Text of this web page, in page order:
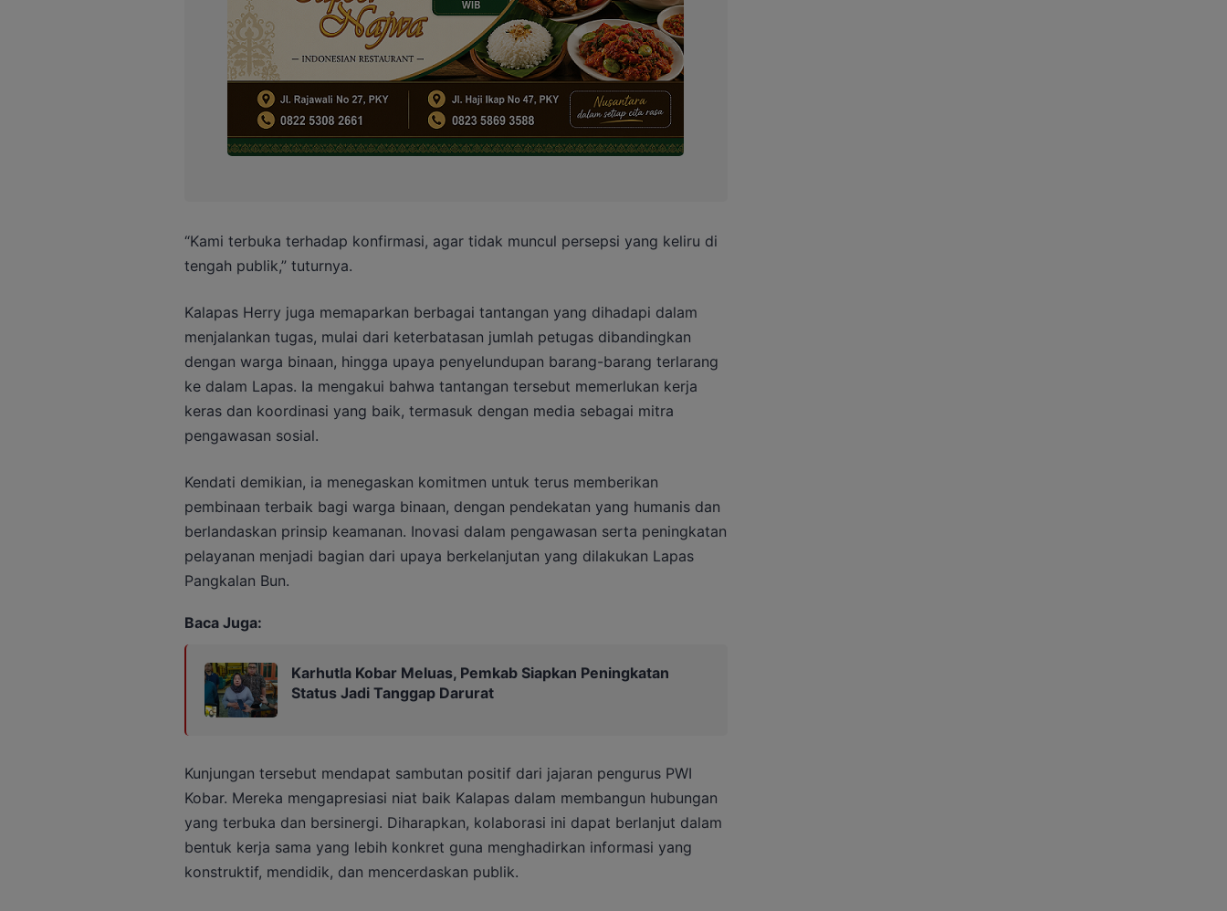
“Kami terbuka terhadap konfirmasi, agar tidak muncul persepsi yang keliru di
tengah publik,” tuturnya.
Kalapas Herry juga memaparkan berbagai tantangan yang dihadapi dalam
menjalankan tugas, mulai dari keterbatasan jumlah petugas dibandingkan
dengan warga binaan, hingga upaya penyelundupan barang-barang terlarang
ke dalam Lapas. Ia mengakui bahwa tantangan tersebut memerlukan kerja
keras dan koordinasi yang baik, termasuk dengan media sebagai mitra
pengawasan sosial.
Kendati demikian, ia menegaskan komitmen untuk terus memberikan
pembinaan terbaik bagi warga binaan, dengan pendekatan yang humanis dan
berlandaskan prinsip keamanan. Inovasi dalam pengawasan serta peningkatan
pelayanan menjadi bagian dari upaya berkelanjutan yang dilakukan Lapas
Pangkalan Bun.
Baca Juga:
Karhutla Kobar Meluas, Pemkab Siapkan Peningkatan
Status Jadi Tanggap Darurat
Kunjungan tersebut mendapat sambutan positif dari jajaran pengurus PWI
Kobar. Mereka mengapresiasi niat baik Kalapas dalam membangun hubungan
yang terbuka dan bersinergi. Diharapkan, kolaborasi ini dapat berlanjut dalam
bentuk kerja sama yang lebih konkret guna menghadirkan informasi yang
konstruktif, mendidik, dan mencerdaskan publik.